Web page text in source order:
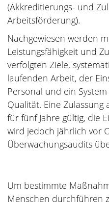
(Akkreditierungs- und
Arbeitsförderung).
Nachgewiesen werden
Leistungsfähigkeit und
verfolgten Ziele,
laufenden Arbeit, der
Personal und ein
Qualität. Eine Zulassung
für fünf Jahre gültig, die
wird jedoch jährlich vor
Überwachungsaudits
Um bestimmte
Menschen durchführen